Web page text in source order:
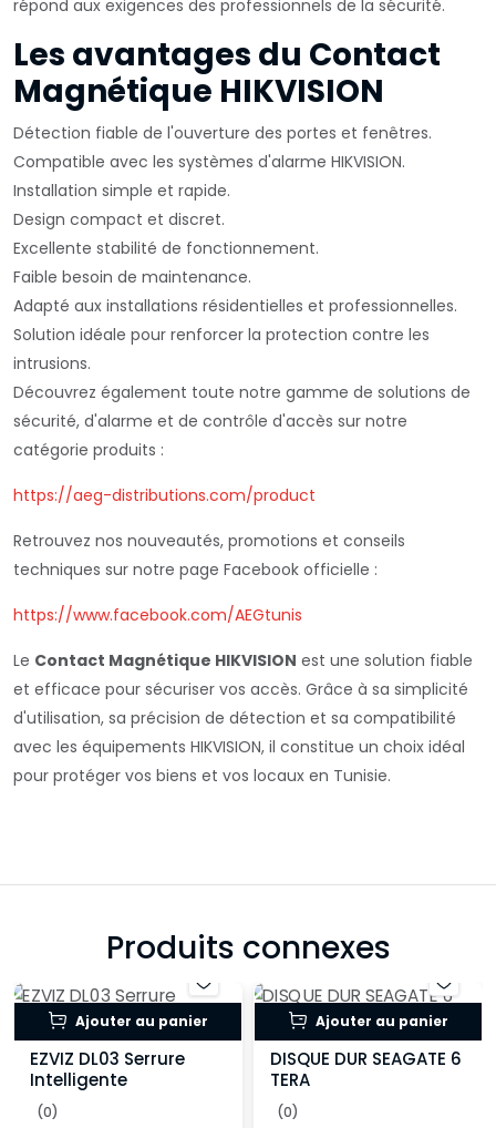
répond aux exigences des professionnels de la sécurité.
Les avantages du Contact
Magnétique HIKVISION
Détection fiable de l'ouverture des portes et fenêtres.
Compatible avec les systèmes d'alarme HIKVISION.
Installation simple et rapide.
Design compact et discret.
Excellente stabilité de fonctionnement.
Faible besoin de maintenance.
Adapté aux installations résidentielles et professionnelles.
Solution idéale pour renforcer la protection contre les
intrusions.
Découvrez également toute notre gamme de solutions de
sécurité, d'alarme et de contrôle d'accès sur notre
catégorie produits :
https://aeg-distributions.com/product
Retrouvez nos nouveautés, promotions et conseils
techniques sur notre page Facebook officielle :
https://www.facebook.com/AEGtunis
Le Contact Magnétique HIKVISION est une solution fiable
et efficace pour sécuriser vos accès. Grâce à sa simplicité
d'utilisation, sa précision de détection et sa compatibilité
avec les équipements HIKVISION, il constitue un choix idéal
pour protéger vos biens et vos locaux en Tunisie.
Produits connexes
Ajouter au panier
EZVIZ DL03 Serrure
Intelligente
(0)
Ajouter au panier
DISQUE DUR SEAGATE 6
TERA
(0)